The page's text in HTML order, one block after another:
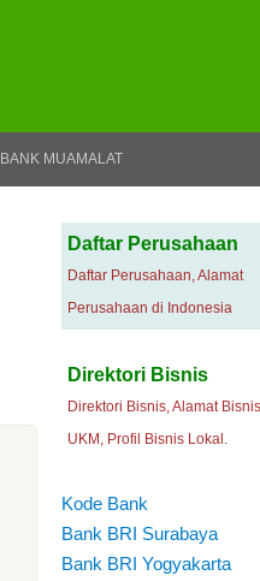
BANK MUAMALAT
Daftar Perusahaan
Daftar Perusahaan, Alamat
Perusahaan di Indonesia
Direktori Bisnis
Direktori Bisnis, Alamat Bisnis
UKM, Profil Bisnis Lokal.
Kode Bank
Bank BRI Surabaya
Bank BRI Yogyakarta